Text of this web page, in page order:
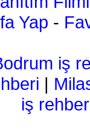
Yap -
iş
|
iş